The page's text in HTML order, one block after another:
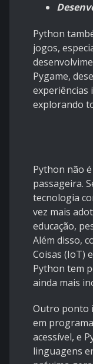
Python
jogos,
Pygame,
experiências
explorando
Python não
passageira.
tecnologia
vez mais
educação,
Além disso,
Coisas (IoT)
Python tem
ainda mais
Outro ponto
em
acessível, e
linguagens